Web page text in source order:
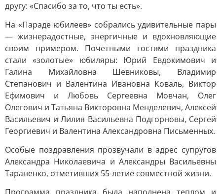
другу: «Спасибо за то, что ты есть».
На «Параде юбилеев» собрались удивительные пары
— жизнерадостные, энергичные и вдохновляющие
своим примером. Почетными гостями праздника
стали «золотые» юбиляры: Юрий Евдокимович и
Галина Михайловна Шевниковы, Владимир
Степанович и Валентина Ивановна Коваль, Виктор
Ефимович и Любовь Сергеевна Мовчан, Олег
Олегович и Татьяна Викторовна Менделевич, Алексей
Васильевич и Лилия Васильевна Подгорновы, Сергей
Георгиевич и Валентина Александровна Письменных.
Особые поздравления прозвучали в адрес супругов
Александра Николаевича и Александры Васильевны
Тараненко, отметивших 55-летие совместной жизни.